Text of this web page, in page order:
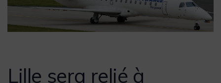
Lille sera relié à
navigation